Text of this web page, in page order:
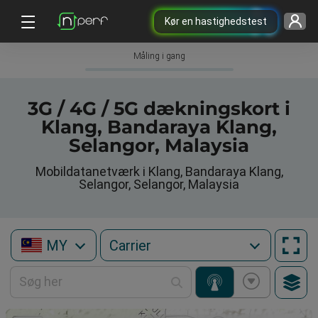
Kør en hastighedstest
Måling i gang
3G / 4G / 5G dækningskort i
Klang, Bandaraya Klang,
Selangor, Malaysia
Mobildatanetværk i Klang, Bandaraya Klang,
Selangor, Selangor, Malaysia
MY